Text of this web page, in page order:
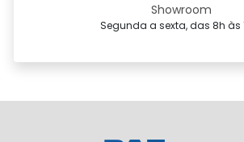
Showroom
Segunda a sexta, das 8h às